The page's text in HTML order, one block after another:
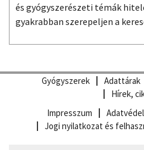
és gyógyszerészeti témák
gyakrabban szerepeljen a
Gyógyszerek Adattárak
Hírek,
Impresszum
Jogi nyilatkozat és